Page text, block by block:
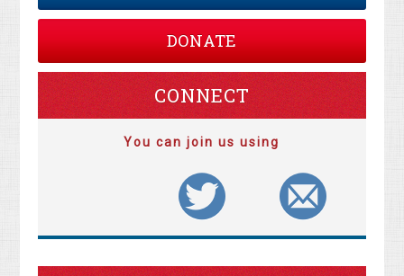
DONATE
CONNECT
You can join us using